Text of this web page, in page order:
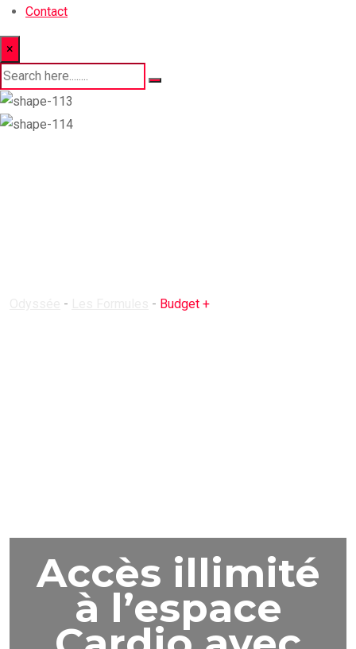
Contact
×
- - Budget +
Accès illimité
à l’espace